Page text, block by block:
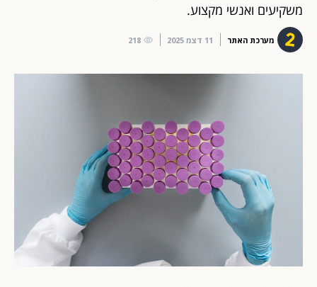
משקיעים ואנשי מקצוע.
מערכת האתר 11 דצמ 2025 218